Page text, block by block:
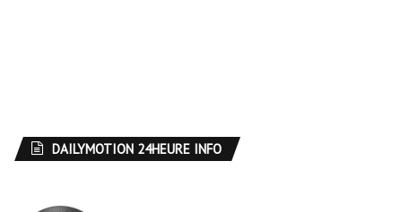
DAILYMOTION 24HEURE INFO